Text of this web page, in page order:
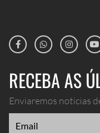
RECEBA AS
Enviaremos noticias